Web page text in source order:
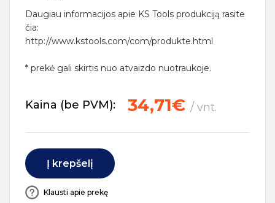
Daugiau informacijos apie KS Tools produkciją rasite
čia:
http://www.kstools.com/com/produkte.html
* prekė gali skirtis nuo atvaizdo nuotraukoje.
Kaina (be PVM): 34,71€ / vnt.
Į krepšelį
Klausti apie prekę